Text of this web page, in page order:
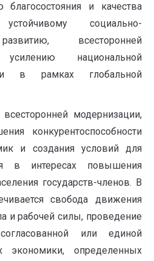
и качества
социально-
всесторонней
национальной
в рамках глобальной
модернизации,
конкурентоспособности
и создания условий для
в интересах повышения
государств-членов. В
свобода движения
и рабочей силы, проведение
или единой
экономики, определенных